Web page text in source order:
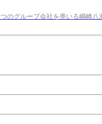
のグループ会社を率いる嶋崎八